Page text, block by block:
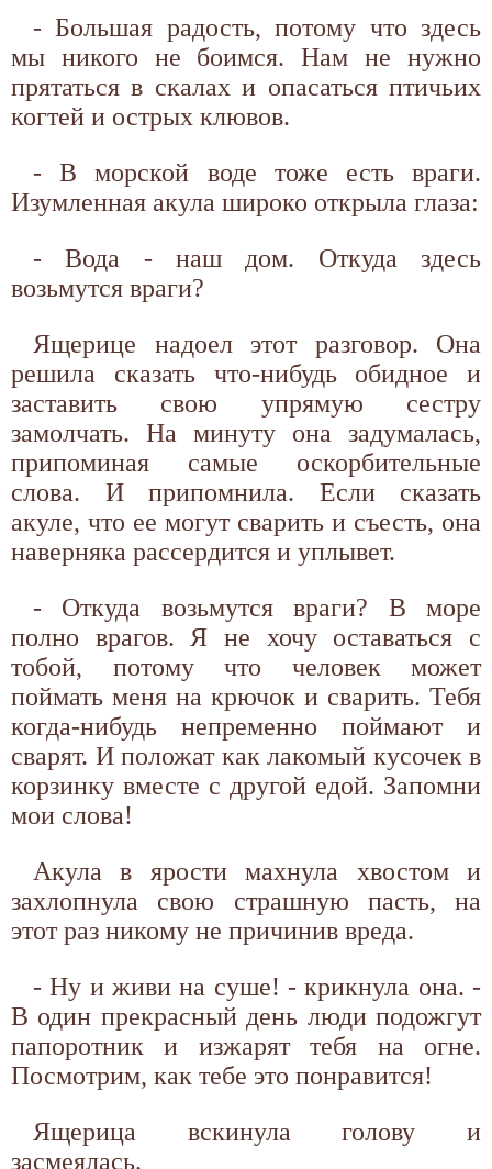
- Большая радость, потому что здесь
мы никого не боимся. Нам не нужно
прятаться в скалах и опасаться птичьих
когтей и острых клювов.
- В морской воде тоже есть враги.
Изумленная акула широко открыла глаза:
- Вода - наш дом. Откуда здесь
возьмутся враги?
Ящерице надоел этот разговор. Она
решила сказать что-нибудь обидное и
заставить свою упрямую сестру
замолчать. На минуту она задумалась,
припоминая самые оскорбительные
слова. И припомнила. Если сказать
акуле, что ее могут сварить и съесть, она
наверняка рассердится и уплывет.
- Откуда возьмутся враги? В море
полно врагов. Я не хочу оставаться с
тобой, потому что человек может
поймать меня на крючок и сварить. Тебя
когда-нибудь непременно поймают и
сварят. И положат как лакомый кусочек в
корзинку вместе с другой едой. Запомни
мои слова!
Акула в ярости махнула хвостом и
захлопнула свою страшную пасть, на
этот раз никому не причинив вреда.
- Ну и живи на суше! - крикнула она. -
В один прекрасный день люди подожгут
папоротник и изжарят тебя на огне.
Посмотрим, как тебе это понравится!
Ящерица вскинула голову и
засмеялась.